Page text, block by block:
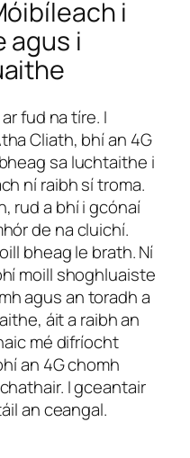
i
agus i
fud na tíre. I
Cliath, bhí an 4G
sa luchtaithe i
ní raibh sí troma.
rud a bhí i gcónaí
de na cluichí.
bheag le brath. Ní
moill shoghluaiste
agus an toradh a
áit a raibh an
mé difríocht
an 4G chomh
I gceantair
an ceangal.